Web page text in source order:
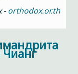
-orthodox.or.th
Чианг